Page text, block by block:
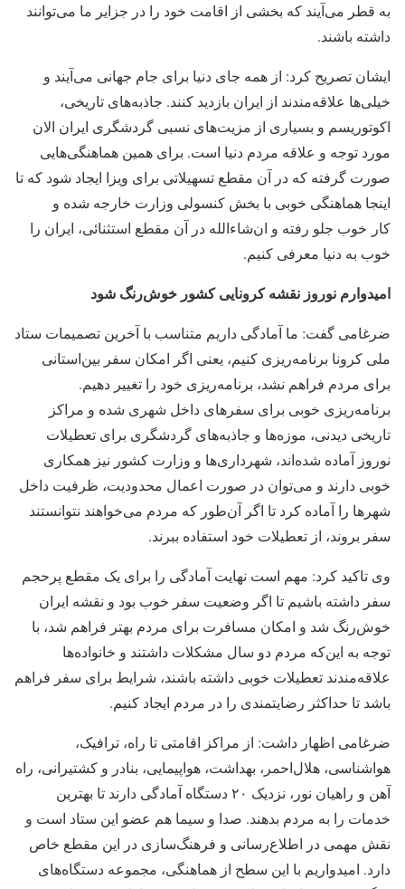
به قطر می‌آیند که بخشی از اقامت خود را در جزایر ما می‌توانند
داشته باشند.
ایشان تصریح کرد: از همه جای دنیا برای جام جهانی می‌آیند و
خیلی‌ها علاقه‌مندند از ایران بازدید کنند. جاذبه‌های تاریخی،
اکوتوریسم و بسیاری از مزیت‌های نسبی گردشگری ایران الان
مورد توجه و علاقه مردم دنیا است. برای همین هماهنگی‌هایی
صورت گرفته که در آن مقطع تسهیلاتی برای ویزا ایجاد شود که تا
اینجا هماهنگی خوبی با بخش کنسولی وزارت خارجه شده و
کار خوب جلو رفته و ان‌شاءالله در آن مقطع استثنائی، ایران را
خوب به دنیا معرفی کنیم.
امیدوارم نوروز نقشه کرونایی کشور خوش‌رنگ شود
ضرغامی گفت: ما آمادگی داریم متناسب با آخرین تصمیمات ستاد
ملی کرونا برنامه‌ریزی کنیم، یعنی اگر امکان سفر بین‌استانی
برای مردم فراهم نشد، برنامه‌ریزی خود را تغییر دهیم.
برنامه‌ریزی خوبی برای سفرهای داخل شهری شده و مراکز
تاریخی دیدنی، موزه‌ها و جاذبه‌های گردشگری برای تعطیلات
نوروز آماده شده‌اند، شهرداری‌ها و وزارت کشور نیز همکاری
خوبی دارند و می‌توان در صورت اعمال محدودیت، ظرفیت داخل
شهرها را آماده کرد تا اگر آن‌طور که مردم می‌خواهند نتوانستند
سفر بروند، از تعطیلات خود استفاده ببرند.
وی تاکید کرد: مهم است نهایت آمادگی را برای یک مقطع پرحجم
سفر داشته باشیم تا اگر وضعیت سفر خوب بود و نقشه ایران
خوش‌رنگ شد و امکان مسافرت برای مردم بهتر فراهم شد، با
توجه به این‌که مردم دو سال مشکلات داشتند و خانواده‌ها
علاقه‌مندند تعطیلات خوبی داشته باشند، شرایط برای سفر فراهم
باشد تا حداکثر رضایتمندی را در مردم ایجاد کنیم.
ضرغامی اظهار داشت: از مراکز اقامتی تا راه، ترافیک،
هواشناسی، هلال‌احمر، بهداشت، هواپیمایی، بنادر و کشتیرانی، راه
آهن و راهیان نور، نزدیک ۲۰ دستگاه آمادگی دارند تا بهترین
خدمات را به مردم بدهند. صدا و سیما هم عضو این ستاد است و
نقش مهمی در اطلاع‌رسانی و فرهنگ‌سازی در این مقطع خاص
دارد. امیدواریم با این سطح از هماهنگی، مجموعه دستگاه‌های